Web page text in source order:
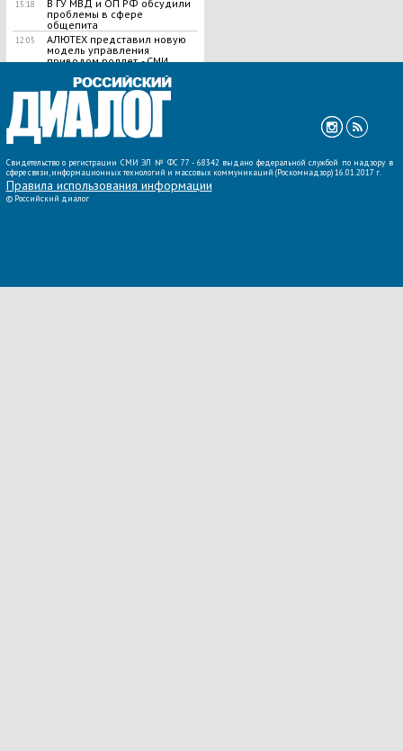
15:18
В ГУ МВД и ОП РФ обсудили
проблемы в сфере
общепита
12:05
АЛЮТЕХ представил новую
модель управления
приводом роллет, - СМИ
ВСЕ НОВОСТИ »
Свидетельство о регистрации СМИ ЭЛ № ФС 77 - 68342 выдано федеральной службой по надзору в
сфере связи, информационных технологий и массовых коммуникаций (Роскомнадзор) 16.01.2017 г.
Правила использования информации
© Российский диалог